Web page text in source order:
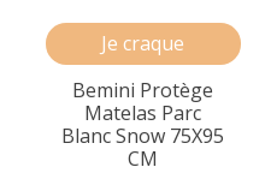
Je craque
Bemini Protège
Matelas Parc
Blanc Snow 75X95
CM